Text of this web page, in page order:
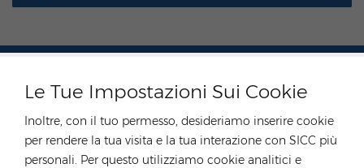
Le Tue Impostazioni Sui Cookie
Inoltre, con il tuo permesso, desideriamo inserire cookie
per rendere la tua visita e la tua interazione con SICC più
personali. Per questo utilizziamo cookie analitici e
CONTATTA IL NOSTRO ESPERTO
Germania
+49 176 55258880